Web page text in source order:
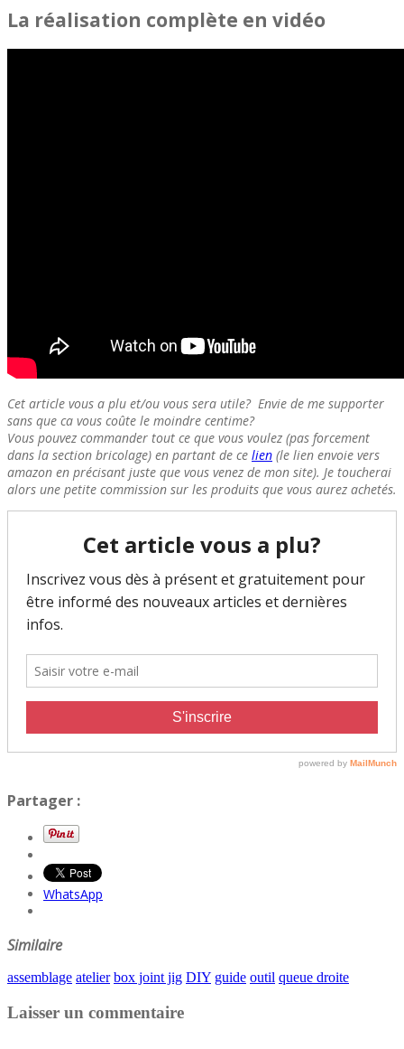
La réalisation complète en vidéo
Cet article vous a plu et/ou vous sera utile? Envie de me supporter
sans que ca vous coûte le moindre centime?
Vous pouvez commander tout ce que vous voulez (pas forcement
dans la section bricolage) en partant de ce lien (le lien envoie vers
amazon en précisant juste que vous venez de mon site). Je toucherai
alors une petite commission sur les produits que vous aurez achetés.
Partager :
WhatsApp
Similaire
assemblage atelier box joint jig DIY guide outil queue droite
Laisser un commentaire